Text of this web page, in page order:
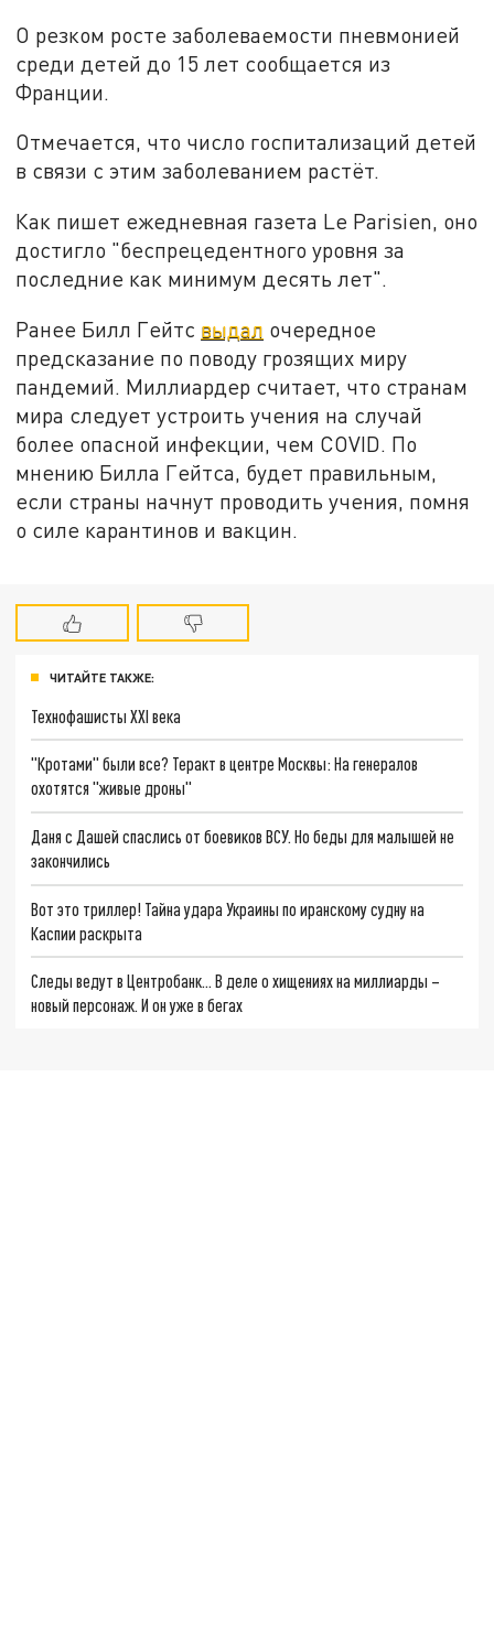
О резком росте заболеваемости пневмонией
среди детей до 15 лет сообщается из
Франции.
Отмечается, что число госпитализаций детей
в связи с этим заболеванием растёт.
Как пишет ежедневная газета Le Parisien, оно
достигло "беспрецедентного уровня за
последние как минимум десять лет".
Ранее Билл Гейтс выдал очередное
предсказание по поводу грозящих миру
пандемий. Миллиардер считает, что странам
мира следует устроить учения на случай
более опасной инфекции, чем COVID. По
мнению Билла Гейтса, будет правильным,
если страны начнут проводить учения, помня
о силе карантинов и вакцин.
ЧИТАЙТЕ ТАКЖЕ:
Технофашисты XXI века
"Кротами" были все? Теракт в центре Москвы: На генералов
охотятся "живые дроны"
Даня с Дашей спаслись от боевиков ВСУ. Но беды для малышей не
закончились
Вот это триллер! Тайна удара Украины по иранскому судну на
Каспии раскрыта
Следы ведут в Центробанк… В деле о хищениях на миллиарды –
новый персонаж. И он уже в бегах